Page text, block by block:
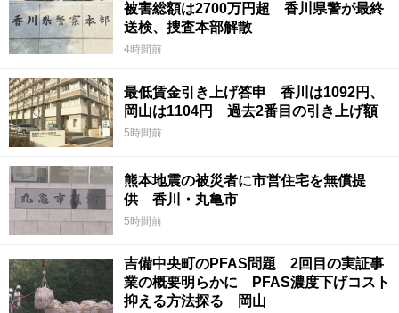
被害総額は2700万円超 香川県警が最終
送検、捜査本部解散
4時間前
最低賃金引き上げ答申 香川は1092円、
岡山は1104円 過去2番目の引き上げ額
5時間前
熊本地震の被災者に市営住宅を無償提
供 香川・丸亀市
5時間前
吉備中央町のPFAS問題 2回目の実証事
業の概要明らかに PFAS濃度下げコスト
抑える方法探る 岡山